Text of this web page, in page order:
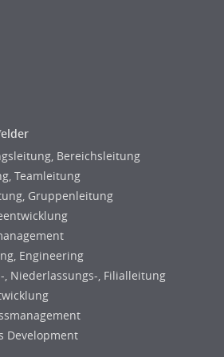
Vermögensberatung
Management
Compliance, Sicherheit
und
Bereichsleitung
Teamleitung
Gruppenleitung
Engineering
, Niederlassungs-, Filialleitung
Development